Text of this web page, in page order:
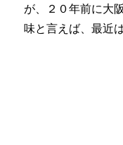
が、２０年前に大
味と言えば、最近